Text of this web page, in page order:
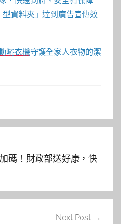
型資料夾 」達到廣告宣傳效
曬衣機守護全家人衣物的潔
碼！財政部送好康，快
Next Post